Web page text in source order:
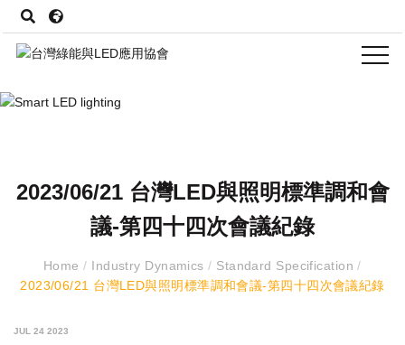
2023/06/21 台灣LED與照明標準調和會
議-第四十四次會議紀錄
Home/ Industry Dynamics/ Standard Specification/
2023/06/21 台灣LED與照明標準調和會議-第四十四次會議紀錄
JUL 24 2023